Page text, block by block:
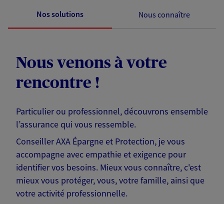
Nos solutions Nous connaître
Nous venons à votre
rencontre !
Particulier ou professionnel, découvrons ensemble
l’assurance qui vous ressemble.
Conseiller AXA Épargne et Protection, je vous
accompagne avec empathie et exigence pour
identifier vos besoins. Mieux vous connaître, c'est
mieux vous protéger, vous, votre famille, ainsi que
votre activité professionnelle.